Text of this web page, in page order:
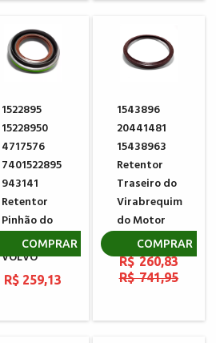
1522895
15228950
4717576
7401522895
943141
Retentor
Pinhão do
Diferencial
VOLVO
R$ 259,13
COMPRAR
1543896
20441481
15438963
Retentor
Traseiro do
Virabrequim
do Motor
VOLVO
R$ 260,83
R$ 741,95
COMPRAR